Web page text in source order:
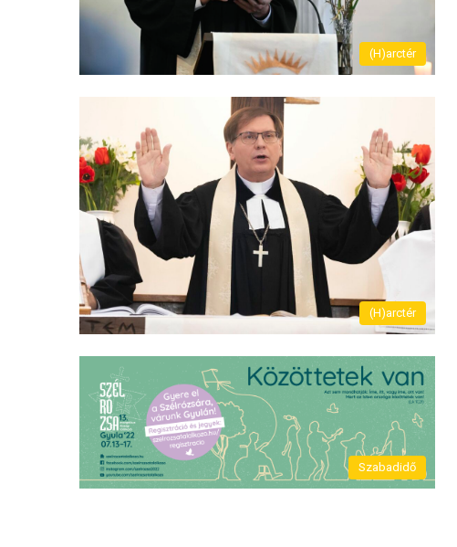
(H)arctér
(H)arctér
Szabadidő